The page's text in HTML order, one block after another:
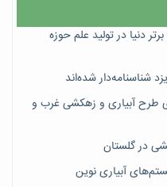
دانشگاهی برتر دنیا در تولید علم حوزه
برای طرح آبیاری و زهکشی غرب و
در گلستان
آبیاری نوین